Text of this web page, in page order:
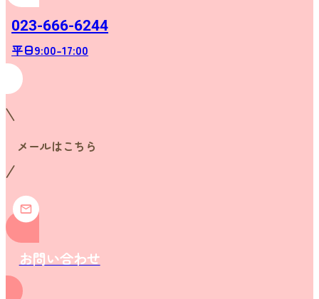
023-666-6244
平日9:00-17:00
メールはこちら
お問い合わせ